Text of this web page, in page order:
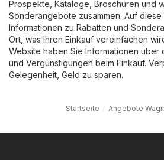
Prospekte, Kataloge, Broschüren und
Sonderangebote zusammen. Auf
Informationen zu Rabatten und
Ort, was Ihren Einkauf vereinfachen
Website haben Sie Informationen
und Vergünstigungen beim Einkauf.
Gelegenheit, Geld zu sparen.
Startseite Angebote